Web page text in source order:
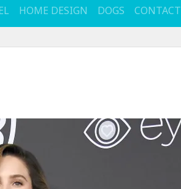
HOME DESIGN DOGS CONTACT